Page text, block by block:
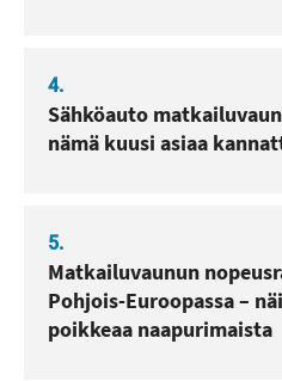
4.
Sähköauto
nämä kuusi asiaa
5.
Matkailuvaunun
Pohjois-Euroopassa –
poikkeaa naapurimaista